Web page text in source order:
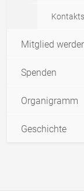
Mitglied
Spenden
Organigramm
Geschichte